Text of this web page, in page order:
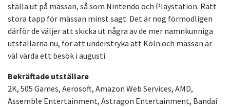
ställa ut på mässan, så som Nintendo och Playstation. Rätt
stora tapp för mässan minst sagt. Det är nog förmodligen
därför de väljer att skicka ut några av de mer namnkunniga
utställarna nu, för att understryka att Köln och mässan är
väl värda ett besök i augusti.
Bekräftade utställare
2K, 505 Games, Aerosoft, Amazon Web Services, AMD,
Assemble Entertainment, Astragon Entertainment, Bandai